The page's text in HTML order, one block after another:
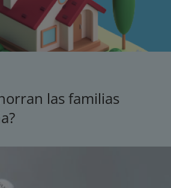
las familias